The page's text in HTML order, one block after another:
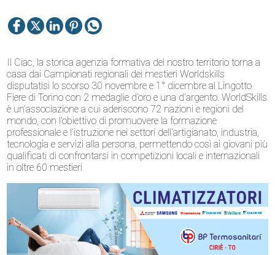
Il Ciac, la storica agenzia formativa del nostro territorio torna a
casa dai Campionati regionali dei mestieri Worldskills
disputatisi lo scorso 30 novembre e 1° dicembre al Lingotto
Fiere di Torino con 2 medaglie d’oro e una d’argento. WorldSkills
è un’associazione a cui aderiscono 72 nazioni e regioni del
mondo, con l’obiettivo di promuovere la formazione
professionale e l’istruzione nei settori dell’artigianato, industria,
tecnologia e servizi alla persona, permettendo così ai giovani più
qualificati di confrontarsi in competizioni locali e internazionali
in oltre 60 mestieri